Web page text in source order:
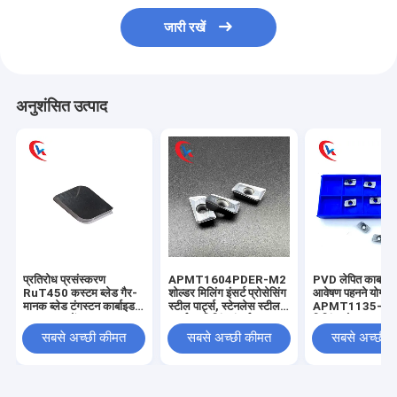
जारी रखें
अनुशंसित उत्पाद
प्रतिरोध प्रसंस्करण
RuT450 कस्टम ब्लेड गैर-
मानक ब्लेड टंगस्टन कार्बाइड
सबसे अच्छी कीमत
APMT1604PDER-M2
शोल्डर मिलिंग इंसर्ट प्रोसेसिंग
स्टील पार्ट्स, स्टेनलेस स्टील
सबसे अच्छी कीमत
PVD लेपित
आवेषण पहनने योग्य
APMT1135-H2
सबसे अच्छी